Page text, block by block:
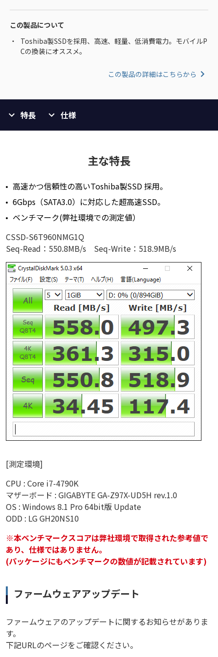
この製品について
Toshiba製SSDを採用、高速、軽量、低消費電力。モバイルP
Cの換装にオススメ。
この製品の詳細はこちらから
特長 仕様
主な特長
高速かつ信頼性の高いToshiba製SSD 採用。
6Gbps（SATA3.0）に対応した超高速SSD。
ベンチマーク(弊社環境での測定値）
CSSD-S6T960NMG1Q
Seq-Read：550.8MB/s Seq-Write：518.9MB/s
[測定環境]
CPU : Core i7-4790K
マザーボード : GIGABYTE GA-Z97X-UD5H rev.1.0
OS : Windows 8.1 Pro 64bit版 Update
ODD : LG GH20NS10
※本ベンチマークスコアは弊社環境で取得された参考値で
あり、仕様ではありません。
(パッケージにもベンチマークの数値が記載されています)
ファームウェアアップデート
ファームウェアのアップデートに関するお知らせがありま
す。
下記URLのページをご確認ください。